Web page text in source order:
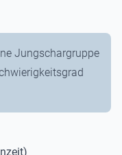
Jungschargruppe